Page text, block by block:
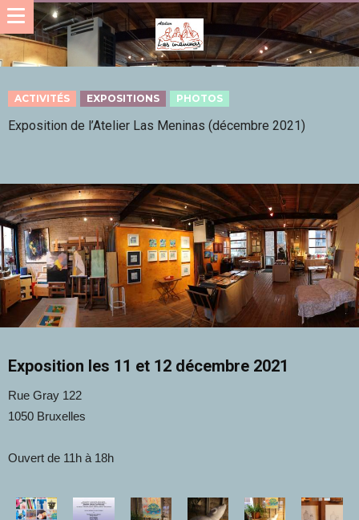
ACTIVITÉS EXPOSITIONS PHOTOS
Exposition de l’Atelier Las Meninas (décembre 2021)
Exposition les 11 et 12 décembre 2021
Rue Gray 122
1050 Bruxelles
Ouvert de 11h à 18h